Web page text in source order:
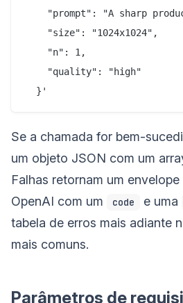
"prompt": "A sharp
    "size": "1024x1024",
    "n": 1,
    "quality": "high"
Se a chamada for bem-
um objeto JSON com um
Falhas retornam um
OpenAI com um
code e uma
tabela de erros mais adiante
mais comuns.
Parâmetros de